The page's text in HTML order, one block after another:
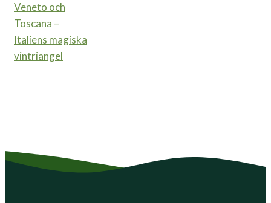
Veneto och
Toscana –
Italiens magiska
vintriangel